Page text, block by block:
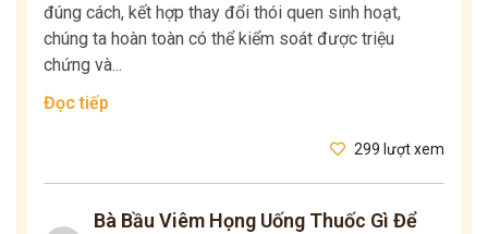
đúng cách, kết hợp thay đổi thói quen sinh hoạt,
chúng ta hoàn toàn có thể kiểm soát được triệu
chứng và...
Đọc tiếp
299 lượt xem
Bà Bầu Viêm Họng Uống Thuốc Gì Để